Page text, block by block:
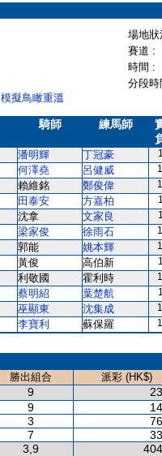
場地
賽道 :
時間 :
分段
模擬鳥瞰重溫
騎師 練馬師
潘明輝 丁冠豪
何澤堯 呂健威
賴維銘 鄭俊偉
田泰安 方嘉柏
沈拿 文家良
梁家俊 徐雨石
郭能 姚本輝
黃俊 高伯新
利敬國 霍利時
蔡明紹 葉楚航
巫顯東 沈集成
李寶利 蘇保羅
勝出組合
派彩 (HK$)
9
9
3
7
3,9